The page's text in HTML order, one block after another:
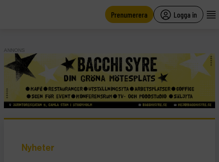
Prenumerera Logga in
ANNONS
Nyheter